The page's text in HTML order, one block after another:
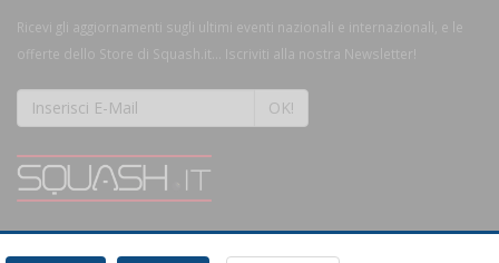
Ricevi gli aggiornamenti sugli ultimi eventi nazionali e internazionali, e le
offerte dello Store di Squash.it... Iscriviti alla nostra Newsletter!
OK!